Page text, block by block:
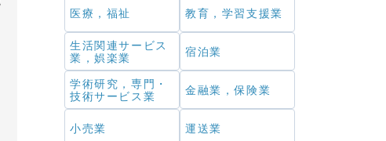
医療，福祉 教育，学習支援業
生活関連サービス
業，娯楽業
宿泊業
学術研究，専門・
技術サービス業
金融業，保険業
小売業 運送業